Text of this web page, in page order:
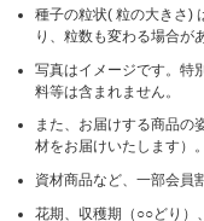
種子の粒状( 粒の大きさ)
り、粒数も変わる場合が
写真はイメージです。特
料等は含まれません。
また、お届けする商品の
材をお届けいたします）。
資材商品など、一部会員
花期、収穫期（○○どり）